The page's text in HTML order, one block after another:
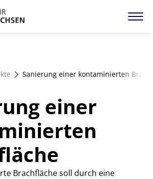
Sanierung einer kontaminierten
einer
Brachfläche soll durch eine